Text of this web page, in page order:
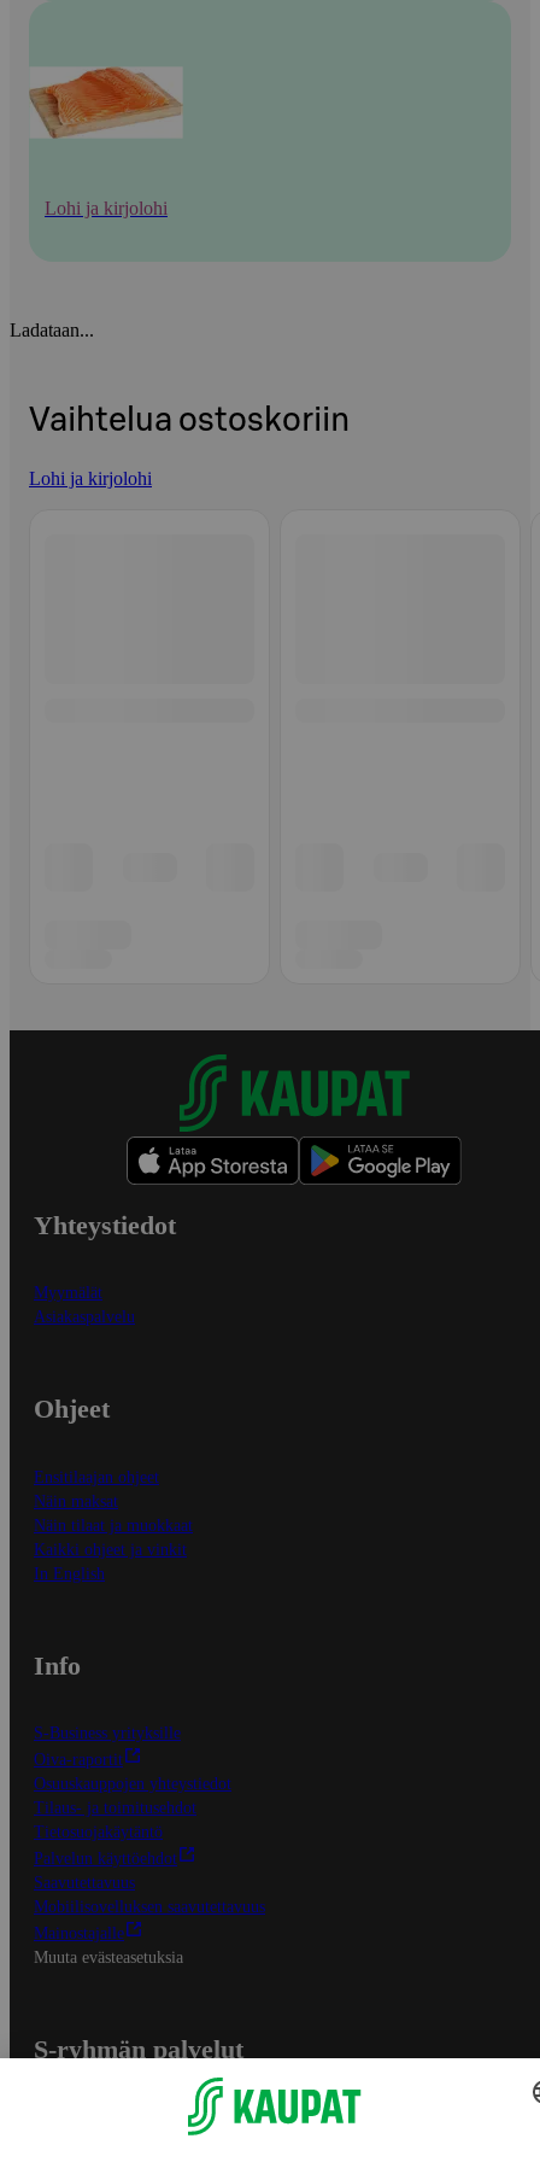
Lohi ja kirjolohi
Ladataan...
Vaihtelua ostoskoriin
Lohi ja kirjolohi
Yhteystiedot
Myymälät
Asiakaspalvelu
Ohjeet
Ensitilaajan ohjeet
Näin maksat
Näin tilaat ja muokkaat
Kaikki ohjeet ja vinkit
In English
Info
S-Business yrityksille
Oiva-raportit
Osuuskauppojen yhteystiedot
Tilaus- ja toimitusehdot
Tietosuojakäytäntö
Palvelun käyttöehdot
Saavutettavuus
Mobiilisovelluksen saavutettavuus
Mainostajalle
Muuta evästeasetuksia
S-ryhmän palvelut